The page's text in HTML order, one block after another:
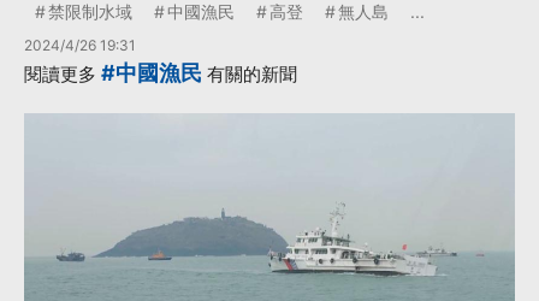
禁限制水域 中國漁民 高登 無人島 ...
2024/4/26 19:31
閱讀更多 #中國漁民 有關的新聞